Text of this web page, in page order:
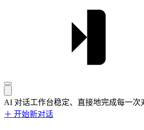
AI 对话工作台稳定、直接地完成每一次
＋ 开始新对话